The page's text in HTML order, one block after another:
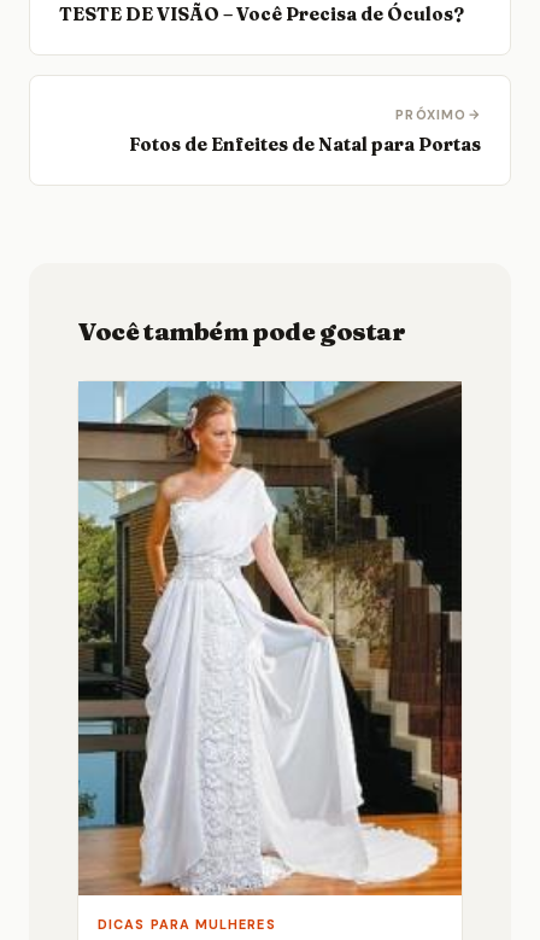
TESTE DE VISÃO – Você Precisa de Óculos?
PRÓXIMO
Fotos de Enfeites de Natal para Portas
Você também pode gostar
DICAS PARA MULHERES